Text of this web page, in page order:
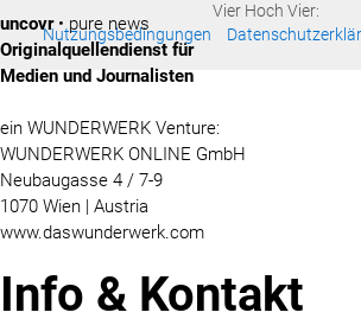
Vier Hoch Vier:
Nutzungsbedingungen
uncovr• pure news
Originalquellendienst für
Medien und Journalisten
ein WUNDERWERK Venture:
WUNDERWERK ONLINE GmbH
Neubaugasse 4 / 7-9
1070 Wien | Austria
www.daswunderwerk.com
Info & Kontakt